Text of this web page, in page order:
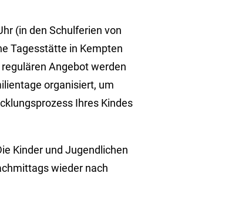
(in den Schulferien von
Tagesstätte in Kempten
Angebot werden
organisiert, um
Ihres Kindes
Kinder und Jugendlichen
wieder nach